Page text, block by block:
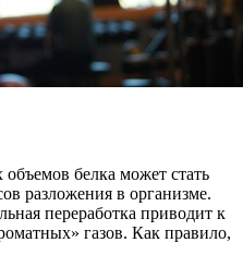
белка может стать
разложения в организме.
переработка приводит к
газов. Как правило,